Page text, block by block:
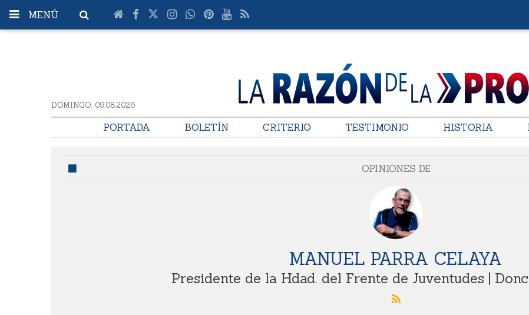
MENÚ
DOMINGO. 09.08.2026
PORTADA BOLETÍN CRITERIO TESTIMONIO HISTORIA
OPINIONES DE
MANUEL PARRA CELAYA
Presidente de la Hdad. del Frente de Juventudes |